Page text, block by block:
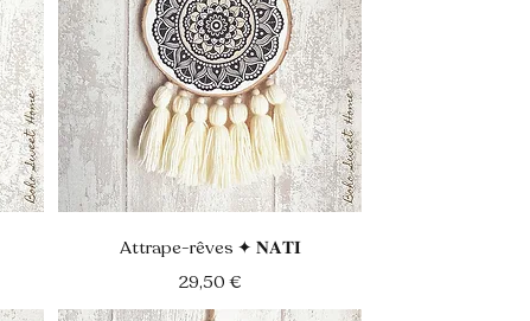
Aperçu rapide
Attrape-rêves ✦ 𝐍𝐀𝐓𝐈
Prix
29,50 €